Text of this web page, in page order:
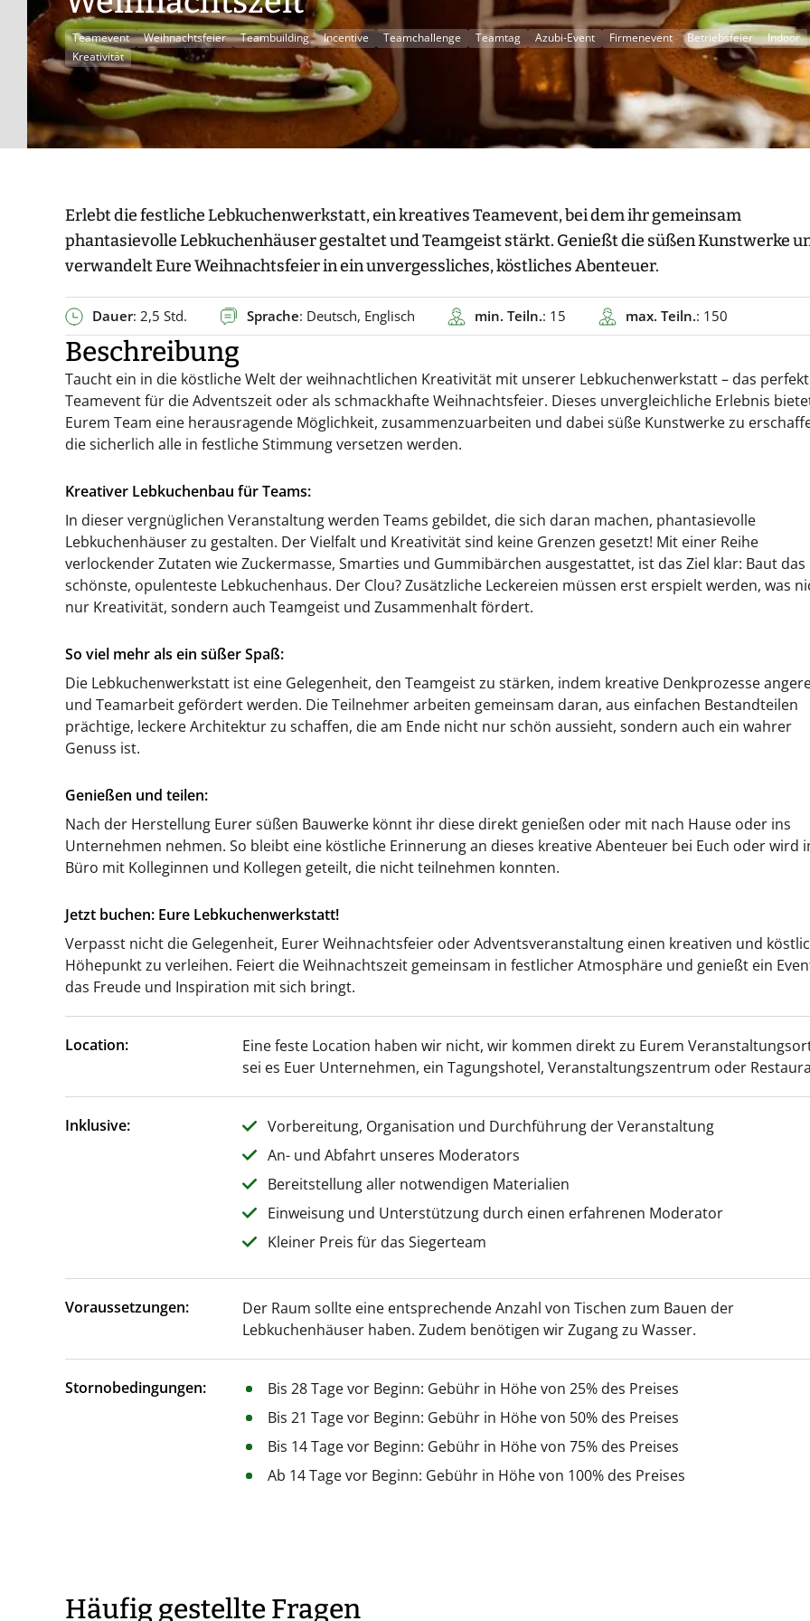
Teamevent Weihnachtsfeier Teambuilding Incentive Teamchallenge Teamtag Azubi-Event Firmenevent Betriebsfeier
Indoor
Kreativität
Erlebt die festliche Lebkuchenwerkstatt, ein kreatives Teamevent, bei dem ihr gemeinsam
phantasievolle Lebkuchenhäuser gestaltet und Teamgeist stärkt. Genießt die süßen Kunstwerke
verwandelt Eure Weihnachtsfeier in ein unvergessliches, köstliches Abenteuer.
Dauer: 2,5 Std. Sprache: Deutsch, Englisch min. Teiln.: 15 max. Teiln.: 150
Beschreibung
Taucht ein in die köstliche Welt der weihnachtlichen Kreativität mit unserer Lebkuchenwerkstatt – das
Teamevent für die Adventszeit oder als schmackhafte Weihnachtsfeier. Dieses unvergleichliche Erlebnis
Eurem Team eine herausragende Möglichkeit, zusammenzuarbeiten und dabei süße Kunstwerke zu
die sicherlich alle in festliche Stimmung versetzen werden.
Kreativer Lebkuchenbau für Teams:
In dieser vergnüglichen Veranstaltung werden Teams gebildet, die sich daran machen, phantasievolle
Lebkuchenhäuser zu gestalten. Der Vielfalt und Kreativität sind keine Grenzen gesetzt! Mit einer Reihe
verlockender Zutaten wie Zuckermasse, Smarties und Gummibärchen ausgestattet, ist das Ziel klar: Baut das
schönste, opulenteste Lebkuchenhaus. Der Clou? Zusätzliche Leckereien müssen erst erspielt werden, was
nur Kreativität, sondern auch Teamgeist und Zusammenhalt fördert.
So viel mehr als ein süßer Spaß:
Die Lebkuchenwerkstatt ist eine Gelegenheit, den Teamgeist zu stärken, indem kreative Denkprozesse
und Teamarbeit gefördert werden. Die Teilnehmer arbeiten gemeinsam daran, aus einfachen Bestandteilen
prächtige, leckere Architektur zu schaffen, die am Ende nicht nur schön aussieht, sondern auch ein wahrer
Genuss ist.
Genießen und teilen:
Nach der Herstellung Eurer süßen Bauwerke könnt ihr diese direkt genießen oder mit nach Hause oder ins
Unternehmen nehmen. So bleibt eine köstliche Erinnerung an dieses kreative Abenteuer bei Euch oder wird
Büro mit Kolleginnen und Kollegen geteilt, die nicht teilnehmen konnten.
Jetzt buchen: Eure Lebkuchenwerkstatt!
Verpasst nicht die Gelegenheit, Eurer Weihnachtsfeier oder Adventsveranstaltung einen kreativen und
Höhepunkt zu verleihen. Feiert die Weihnachtszeit gemeinsam in festlicher Atmosphäre und genießt ein
das Freude und Inspiration mit sich bringt.
Location:
Eine feste Location haben wir nicht, wir kommen direkt zu Eurem
sei es Euer Unternehmen, ein Tagungshotel, Veranstaltungszentrum oder
Inklusive:
Vorbereitung, Organisation und Durchführung der Veranstaltung
An- und Abfahrt unseres Moderators
Bereitstellung aller notwendigen Materialien
Einweisung und Unterstützung durch einen erfahrenen Moderator
Kleiner Preis für das Siegerteam
Voraussetzungen:
Der Raum sollte eine entsprechende Anzahl von Tischen zum Bauen der
Lebkuchenhäuser haben. Zudem benötigen wir Zugang zu Wasser.
Stornobedingungen:
Bis 28 Tage vor Beginn: Gebühr in Höhe von 25% des Preises
Bis 21 Tage vor Beginn: Gebühr in Höhe von 50% des Preises
Bis 14 Tage vor Beginn: Gebühr in Höhe von 75% des Preises
Ab 14 Tage vor Beginn: Gebühr in Höhe von 100% des Preises
Häufig gestellte Fragen